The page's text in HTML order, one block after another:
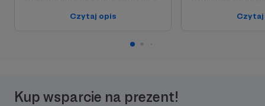
moim czytelnikom, że wspierasz
Czytaj opis
turkusowej
Kup wsparcie na prezent!